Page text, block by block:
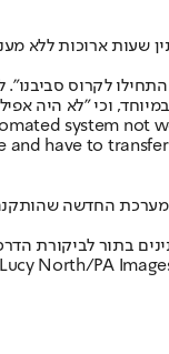
שעות ארוכות ללא
לקרוס
וכי "לא היה
system not
and have to
החדשה שהותקנה
בתור לביקורת